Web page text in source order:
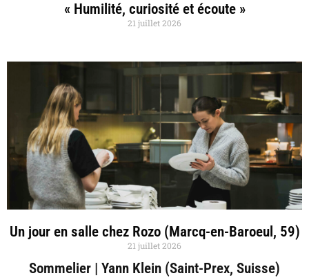
« Humilité, curiosité et écoute »
21 juillet 2026
Un jour en salle chez Rozo (Marcq-en-Baroeul, 59)
21 juillet 2026
Sommelier | Yann Klein (Saint-Prex, Suisse)